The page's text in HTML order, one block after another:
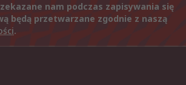
nam podczas zapisywania się
będą przetwarzane zgodnie z naszą
.